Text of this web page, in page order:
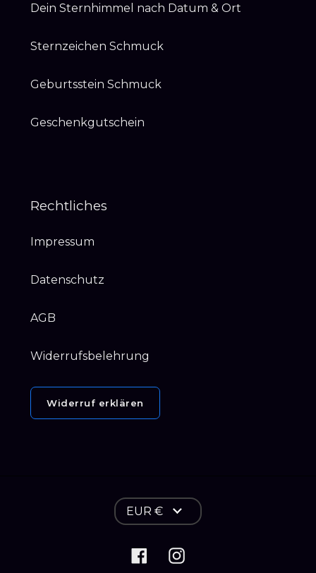
Dein Sternhimmel nach Datum & Ort
Sternzeichen Schmuck
Geburtsstein Schmuck
Geschenkgutschein
Rechtliches
Impressum
Datenschutz
AGB
Widerrufsbelehrung
Widerruf erklären
WEUR €
FacebookInstagram